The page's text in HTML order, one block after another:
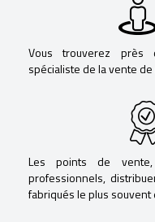
Vous trouverez près
spécialiste de la vente
Les points de vente,
professionnels,
fabriqués le plus souvent